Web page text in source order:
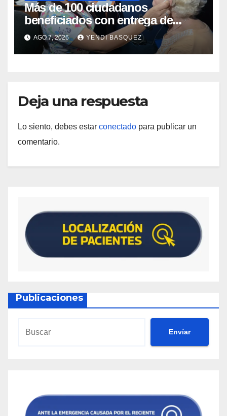
Más de 100 ciudadanos
beneficiados con entrega de
prótesis auditivas en el Centro de
Rehabilitación J.J. Arvelo
AGO 7, 2026 YENDI BASQUEZ
Deja una respuesta
Lo siento, debes estar conectado para publicar un
comentario.
Publicaciones
Envíar